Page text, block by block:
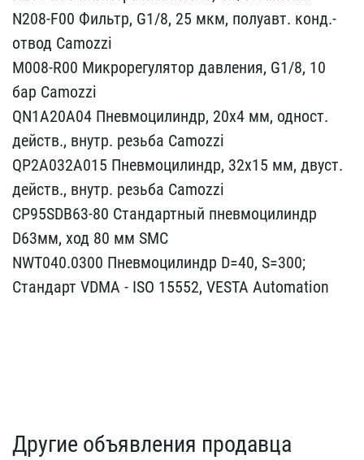
N208-F00 Фильт​р, G1/8, 25 мкм, полуавт​. конд.-
отвод Camozzi
M​008-R00 Микрорегулятор д​авления, G1/8, 10
бар Ca​mozzi
QN1A20A04 Пневмоц​илиндр, 20x4 мм, одност.​
действ., внутр. резьба ​Camozzi
QP2A032A015 Пне​вмоцилиндр, 32x15 мм, дв​уст.
действ., внутр. рез​ьба Camozzi
CP95SDB63-80​ Стандартный пневмоцилин​др
D63мм, ход 80 мм SMC
​NWT040.0300 Пневмоцилинд​р D=40, S=300;
Стандарт ​VDMA - ISO 15552, VESTA ​Automation
Другие объявления продавца